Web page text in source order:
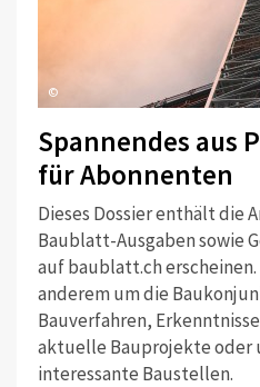
©
Spannendes aus
für Abonnenten
Dieses Dossier enthält die
Baublatt-Ausgaben sowie
auf baublatt.ch
anderem um die
Bauverfahren,
aktuelle Bauprojekte oder
interessante Baustellen.